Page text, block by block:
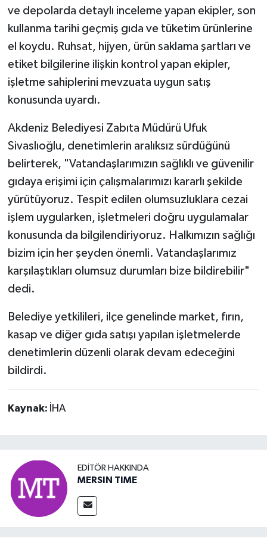
ve depolarda detaylı inceleme yapan ekipler, son
kullanma tarihi geçmiş gıda ve tüketim ürünlerine
el koydu. Ruhsat, hijyen, ürün saklama şartları ve
etiket bilgilerine ilişkin kontrol yapan ekipler,
işletme sahiplerini mevzuata uygun satış
konusunda uyardı.
Akdeniz Belediyesi Zabıta Müdürü Ufuk
Sivaslıoğlu, denetimlerin aralıksız sürdüğünü
belirterek, "Vatandaşlarımızın sağlıklı ve güvenilir
gıdaya erişimi için çalışmalarımızı kararlı şekilde
yürütüyoruz. Tespit edilen olumsuzluklara cezai
işlem uygularken, işletmeleri doğru uygulamalar
konusunda da bilgilendiriyoruz. Halkımızın sağlığı
bizim için her şeyden önemli. Vatandaşlarımız
karşılaştıkları olumsuz durumları bize bildirebilir"
dedi.
Belediye yetkilileri, ilçe genelinde market, fırın,
kasap ve diğer gıda satışı yapılan işletmelerde
denetimlerin düzenli olarak devam edeceğini
bildirdi.
Kaynak: İHA
EDITÖR HAKKINDA
MERSIN TIME